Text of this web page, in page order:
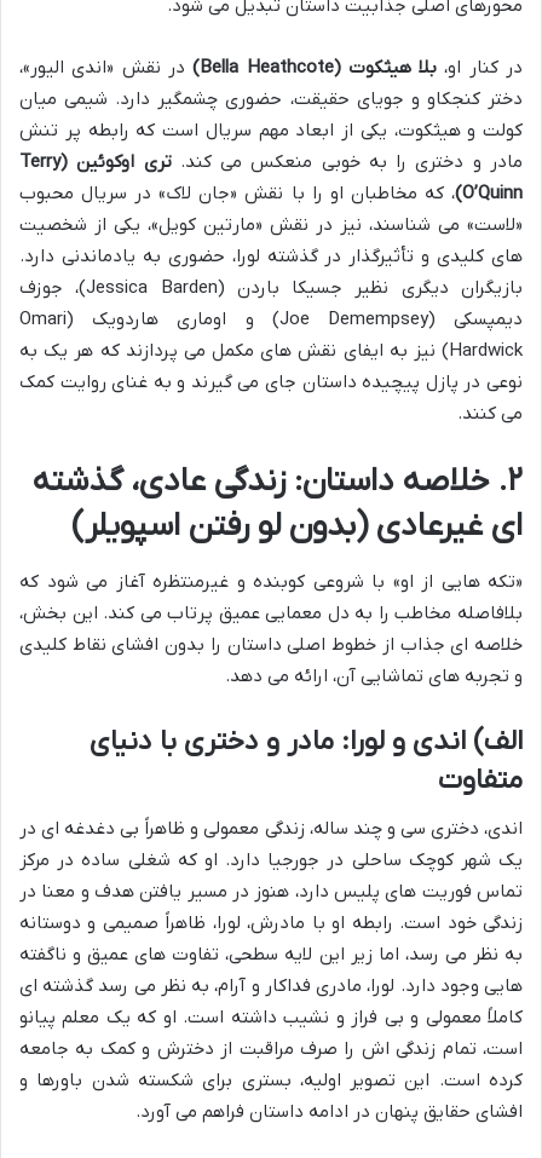
محورهای اصلی جذابیت داستان تبدیل می شود.
در کنار او، بلا هیثکوت (Bella Heathcote)
در نقش «اندی الیور»،
دختر کنجکاو و جویای حقیقت، حضوری چشمگیر دارد. شیمی میان
کولت و هیثکوت، یکی از ابعاد مهم سریال است که رابطه پر تنش
مادر و دختری را به خوبی منعکس می کند.
تری اوکوئین (Terry
O’Quinn) ، که مخاطبان او را با نقش «جان لاک» در سریال محبوب
«لاست» می شناسند، نیز در نقش «مارتین کویل»، یکی از شخصیت
های کلیدی و تأثیرگذار در گذشته لورا، حضوری به یادماندنی دارد.
بازیگران دیگری نظیر جسیکا باردن (Jessica Barden)، جوزف
دیمپسکی (Joe Demempsey) و اوماری هاردویک (Omari
Hardwick) نیز به ایفای نقش های مکمل می پردازند که هر یک به
نوعی در پازل پیچیده داستان جای می گیرند و به غنای روایت کمک
می کنند.
۲. خلاصه داستان: زندگی عادی، گذشته
ای غیرعادی (بدون لو رفتن اسپویلر)
«تکه هایی از او» با شروعی کوبنده و غیرمنتظره آغاز می شود که
بلافاصله مخاطب را به دل معمایی عمیق پرتاب می کند. این بخش،
خلاصه ای جذاب از خطوط اصلی داستان را بدون افشای نقاط کلیدی
و تجربه های تماشایی آن، ارائه می دهد.
الف) اندی و لورا: مادر و دختری با دنیای
متفاوت
اندی، دختری سی و چند ساله، زندگی معمولی و ظاهراً بی دغدغه ای در
یک شهر کوچک ساحلی در جورجیا دارد. او که شغلی ساده در مرکز
تماس فوریت های پلیس دارد، هنوز در مسیر یافتن هدف و معنا در
زندگی خود است. رابطه او با مادرش، لورا، ظاهراً صمیمی و دوستانه
به نظر می رسد، اما زیر این لایه سطحی، تفاوت های عمیق و ناگفته
هایی وجود دارد. لورا، مادری فداکار و آرام، به نظر می رسد گذشته ای
کاملاً معمولی و بی فراز و نشیب داشته است. او که یک معلم پیانو
است، تمام زندگی اش را صرف مراقبت از دخترش و کمک به جامعه
کرده است. این تصویر اولیه، بستری برای شکسته شدن باورها و
افشای حقایق پنهان در ادامه داستان فراهم می آورد.